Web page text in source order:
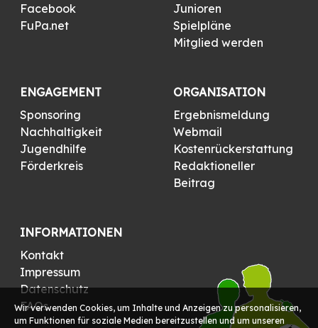
Facebook
FuPa.net
Junioren
Spielpläne
Mitglied werden
ENGAGEMENT
Sponsoring
Nachhaltigkeit
Jugendhilfe
Förderkreis
ORGANISATION
Ergebnismeldung
Webmail
Kostenrückerstattung
Redaktioneller
Beitrag
INFORMATIONEN
Kontakt
Impressum
Datenschutz
FAQs
Wir verwenden Cookies, um Inhalte und Anzeigen zu personalisieren,
um Funktionen für soziale Medien bereitzustellen und um unseren